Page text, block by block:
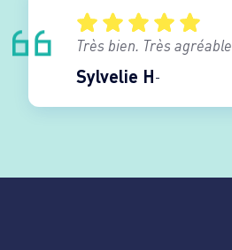
Sylvelie H
Très bien. Très agréable